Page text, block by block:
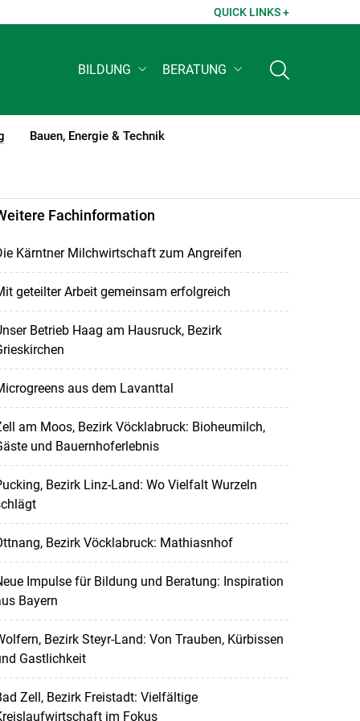
QUICK LINKS +
BILDUNG BERATUNG
(current)1
Bauen, Energie & Technik
Fachinformation
Kärntner Milchwirtschaft zum Angreifen
geteilter Arbeit gemeinsam erfolgreich
Betrieb Haag am Hausruck, Bezirk
aus dem Lavanttal
am Moos, Bezirk Vöcklabruck: Bioheumilch,
und Bauernhoferlebnis
Bezirk Linz-Land: Wo Vielfalt Wurzeln
Bezirk Vöcklabruck: Mathiasnhof
Impulse für Bildung und Beratung: Inspiration
Bayern
Bezirk Steyr-Land: Von Trauben, Kürbissen
Gastlichkeit
Zell, Bezirk Freistadt: Vielfältige
im Fokus